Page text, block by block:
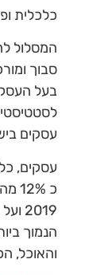
כלכלית
המסלול
סבוך
בעל
עסקים
הנמוך
והאוכל,